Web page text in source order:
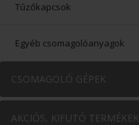
Tűzőkapcsok
Egyéb csomagolóanyagok
CSOMAGOLÓ GÉPEK
AKCIÓS, KIFUTÓ TERMÉKEK